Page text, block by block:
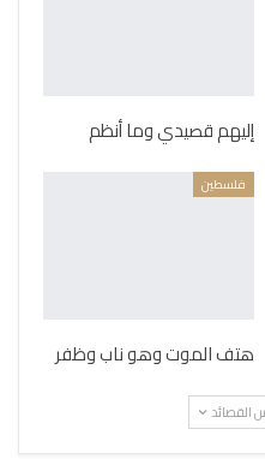
إليهم قصيدي وما أنظم
فلسطين
هتف الموت وهو ناب وظفر
القصائد